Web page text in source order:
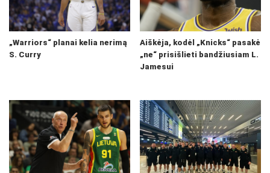
„Warriors“ planai kelia nerimą
S. Curry
Aiškėja, kodėl „Knicks“ pasakė
„ne“ prisišlieti bandžiusiam L.
Jamesui